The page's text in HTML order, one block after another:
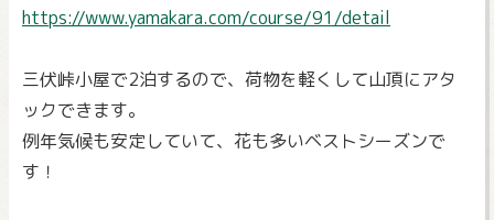
https://www.yamakara.com/course/91/detail
三伏峠小屋で2泊するので、荷物を軽くして山頂にアタ
ックできます。
例年気候も安定していて、花も多いベストシーズンで
す！